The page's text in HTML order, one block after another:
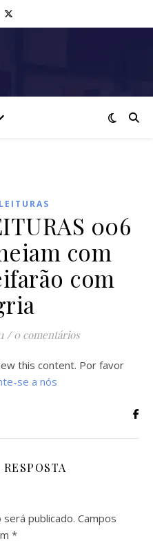
006
com
com
/ 0 comentários
this content. Por favor
se a nós
publicado. Campos
*